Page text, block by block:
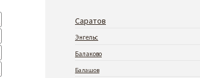
Саратов
Энгельс
Балаково
Балашов